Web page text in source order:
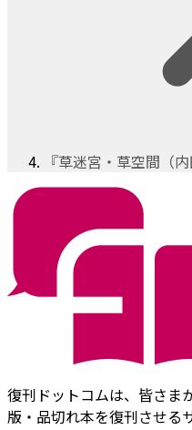
『草迷宮・草空間（
復刊ドットコムは、皆さま
版・品切れ本を復刊させる